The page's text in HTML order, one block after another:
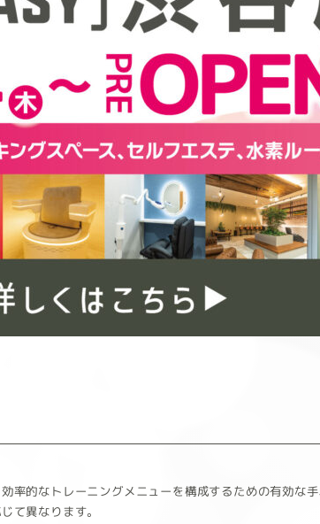
的なトレーニングメニューを構成するための有効な手
て異なります。